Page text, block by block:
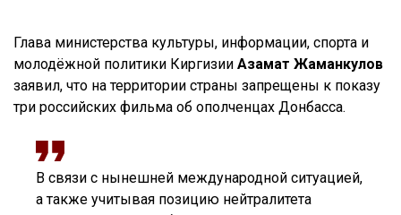
Глава министерства культуры, информации, спорта и
молодёжной политики Киргизии Азамат Жаманкулов
заявил, что на территории страны запрещены к показу
три российских фильма об ополченцах Донбасса.
В связи с нынешней международной ситуацией,
а также учитывая позицию нейтралитета